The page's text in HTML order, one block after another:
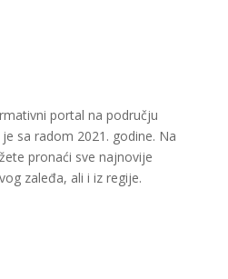
portal na području
sa radom 2021. godine. Na
pronaći sve najnovije
zaleđa, ali i iz regije.